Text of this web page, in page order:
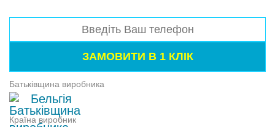
Батьківщина виробника
Бельгія
Країна виробник